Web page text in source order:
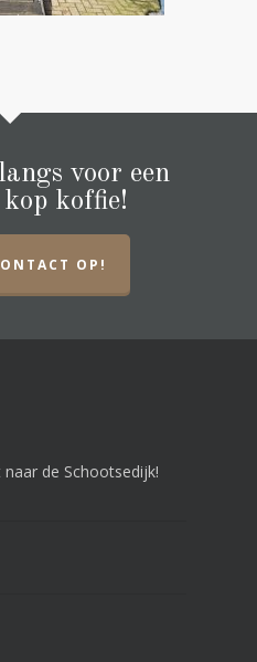
voor een
koffie!
OP!
de Schootsedijk!